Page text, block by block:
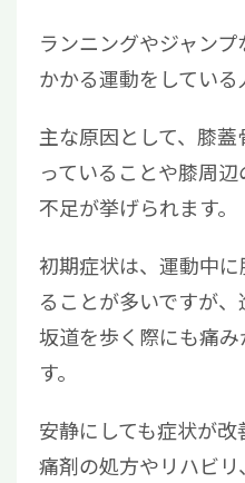
ランニングやジャン
かかる運動をしている
主な原因として、膝
っていることや膝周
不足が挙げられます。
初期症状は、運動中
ることが多いですが
坂道を歩く際にも痛
す。
安静にしても症状が
痛剤の処方やリハビ